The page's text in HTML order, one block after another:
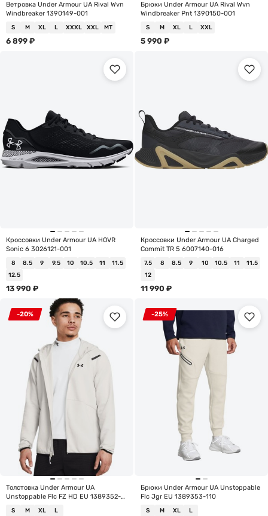
Ветровка Under Armour UA Rival Wvn
Windbreaker 1390149-001
S M XL L XXXL XXL MT
6 899 ₽
Брюки Under Armour UA Rival Wvn
Windbreaker Pnt 1390150-001
S M XL L XXL
5 990 ₽
Кроссовки Under Armour UA HOVR
Sonic 6 3026121-001
8 8.5 9 9.5 10 10.5 11
11.5
12.5
13 990 ₽
Кроссовки Under Armour UA Charged
Commit TR 5 6007140-016
7.5 8 8.5 9 10 10.5 11
11.5
12
11 990 ₽
-20%
Толстовка Under Armour UA
Unstoppable Flc FZ HD EU 1389352-
S M XL L
-25%
Брюки Under Armour UA Unstoppable
Flc Jgr EU 1389353-110
S M XL L